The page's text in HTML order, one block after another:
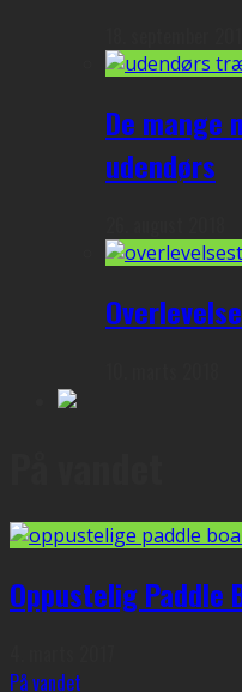
De
udendørs
Oppustelig Paddle
På vandet